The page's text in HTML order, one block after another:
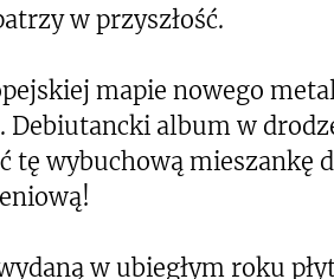
w przyszłość.
mapie nowego
album w
wybuchową mieszankę
w ubiegłym roku